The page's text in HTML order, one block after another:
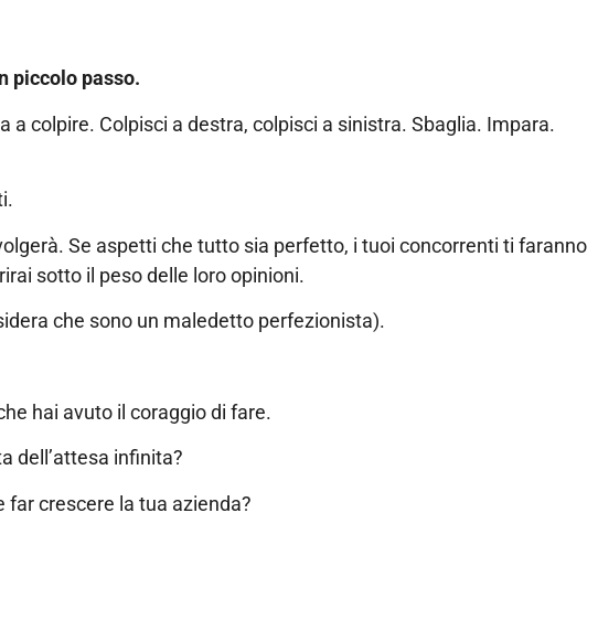
piccolo passo.
colpire. Colpisci a destra, colpisci a sinistra. Sbaglia. Impara.
Se aspetti che tutto sia perfetto, i tuoi concorrenti ti faranno
sotto il peso delle loro opinioni.
che sono un maledetto perfezionista).
hai avuto il coraggio di fare.
dell’attesa infinita?
far crescere la tua azienda?